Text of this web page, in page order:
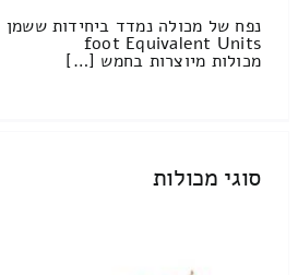
foot Equivalent Units
מכולות מיוצרות בחמש […]
סוגי מכולות